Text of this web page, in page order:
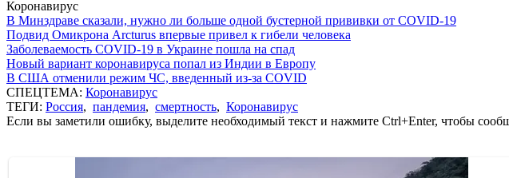
Коронавирус
В Минздраве сказали, нужно ли больше одной бустерной прививки от COVID-19
Подвид Омикрона Arcturus впервые привел к гибели человека
Заболеваемость COVID-19 в Украине пошла на спад
Новый вариант коронавируса попал из Индии в Европу
В США отменили режим ЧС, введенный из-за COVID
СПЕЦТЕМА: Коронавирус
ТЕГИ: Россия, пандемия, смертность, Коронавирус
Если вы заметили ошибку, выделите необходимый текст и нажмите Ctrl+Enter, чтобы